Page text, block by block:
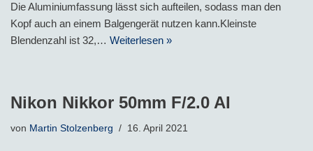
Die Aluminiumfassung lässt sich aufteilen, sodass man den
Kopf auch an einem Balgengerät nutzen kann.Kleinste
Blendenzahl ist 32,… Weiterlesen »
Nikon Nikkor 50mm F/2.0 AI
von Martin Stolzenberg 16. April 2021